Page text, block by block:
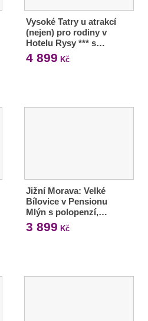
Vysoké Tatry u atrakcí
(nejen) pro rodiny v
Hotelu Rysy *** s…
4 899 Kč
Jižní Morava: Velké
Bílovice v Pensionu
Mlýn s polopenzí,…
3 899 Kč